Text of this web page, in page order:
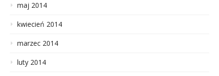
maj 2014
kwiecień 2014
marzec 2014
luty 2014